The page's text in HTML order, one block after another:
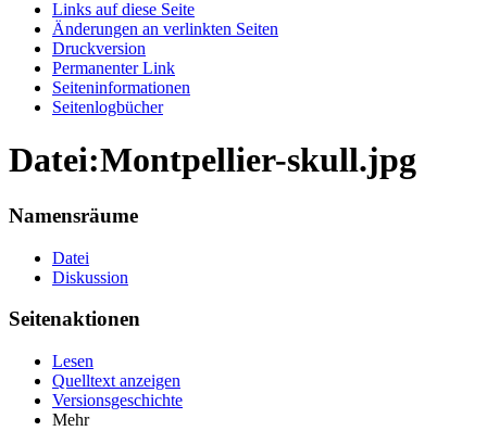
Links auf diese Seite
Änderungen an verlinkten Seiten
Druckversion
Permanenter Link
Seiten­informationen
Seitenlogbücher
Datei:Montpellier-skull.jpg
Namensräume
Datei
Diskussion
Seitenaktionen
Lesen
Quelltext anzeigen
Versionsgeschichte
Mehr